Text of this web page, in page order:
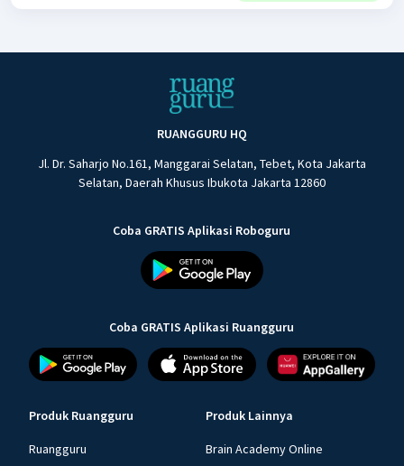
RUANGGURU HQ
Jl. Dr. Saharjo No.161, Manggarai Selatan, Tebet, Kota Jakarta
Selatan, Daerah Khusus Ibukota Jakarta 12860
Coba GRATIS Aplikasi Roboguru
Coba GRATIS Aplikasi Ruangguru
Produk Ruangguru
Ruangguru
Produk Lainnya
Brain Academy Online